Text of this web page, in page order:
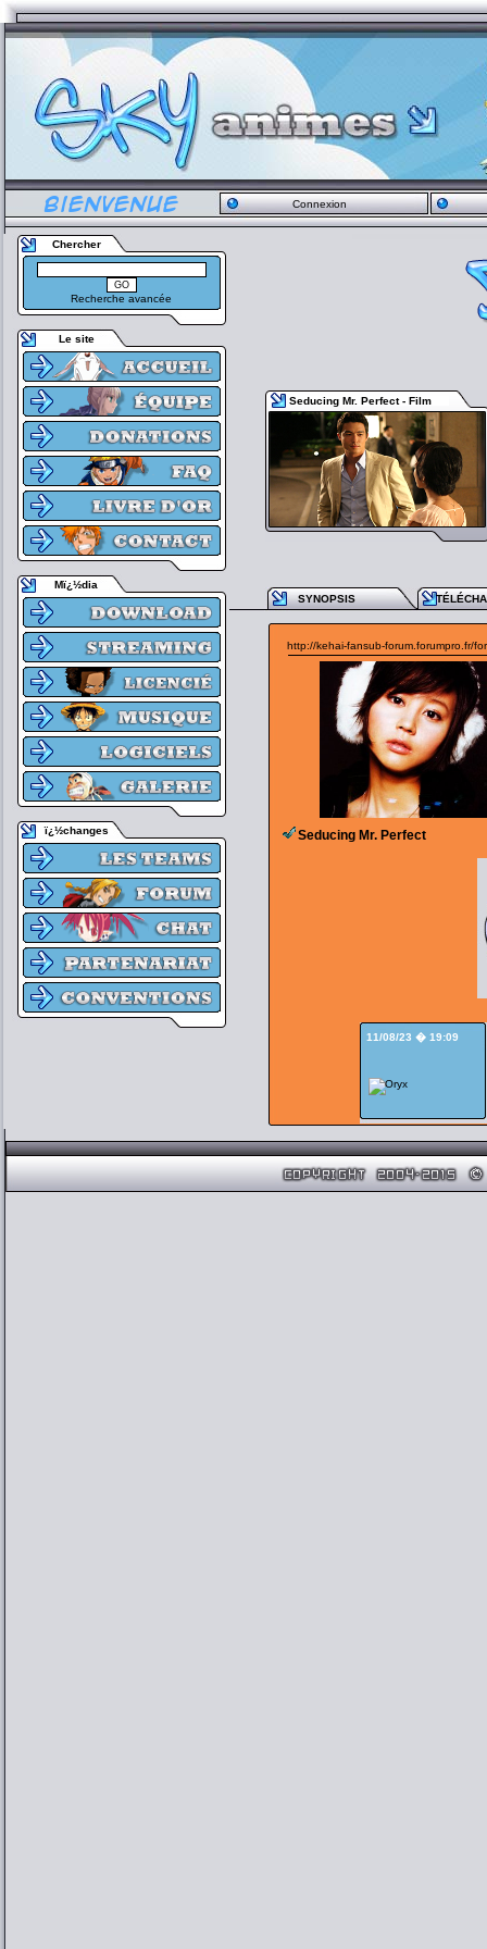
Connexion
Chercher
Recherche avancée
Le site
Mï¿½dia
ï¿½changes
Seducing Mr. Perfect - Film
SYNOPSIS
http://kehai-fansub-forum.forumpro.fr/
Seducing Mr. Perfect
11/08/23 � 19:09